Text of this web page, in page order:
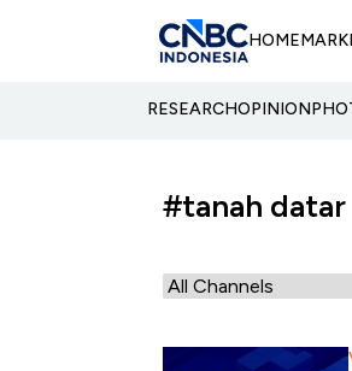
HOME
RESEARCHOPINION
#tanah datar